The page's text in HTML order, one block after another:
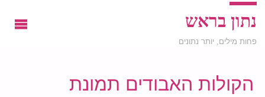
נתון בראש
פחות מילים, יותר נתונים
הקולות האבודים תמונת